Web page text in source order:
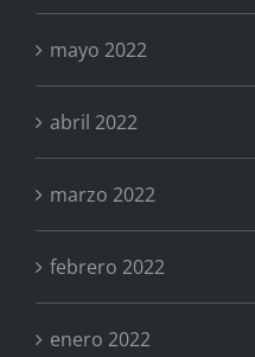
mayo 2022
abril 2022
marzo 2022
febrero 2022
enero 2022